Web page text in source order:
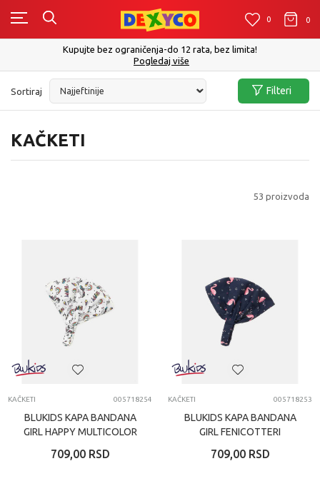
0 0 0
Kupujte bez ograničenja-do 12 rata, bez limita!
Pogledaj više
KAČKETI
Sortiraj Filteri
53 proizvoda
KAČKETI 005718254
BLUKIDS KAPA BANDANA
GIRL HAPPY MULTICOLOR
709,00 RSD
KAČKETI 005718253
BLUKIDS KAPA BANDANA
GIRL FENICOTTERI
709,00 RSD